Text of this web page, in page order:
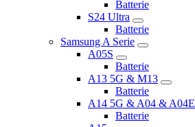
Batterie
S24 Ultra
Batterie
Samsung A Serie
A05S
Batterie
A13 5G & M13
Batterie
A14 5G & A04 & A04E
Batterie